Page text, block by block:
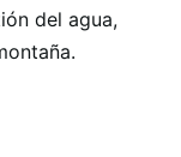
del agua,